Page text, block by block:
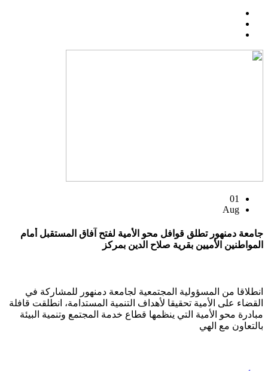
01
Aug
جامعة دمنهور تطلق قوافل محو الأمية لفتح آفاق المستقبل أمام
المواطنين الأميين بقرية صلاح الدين بمركز
انطلاقا من المسؤولية المجتمعية لجامعة دمنهور للمشاركة في
القضاء على الأمية تحقيقا لأهداف التنمية المستدامة، انطلقت قافلة
مبادرة محو الأمية التي ينظمها قطاع خدمة المجتمع وتنمية البيئة
بالتعاون مع الهي